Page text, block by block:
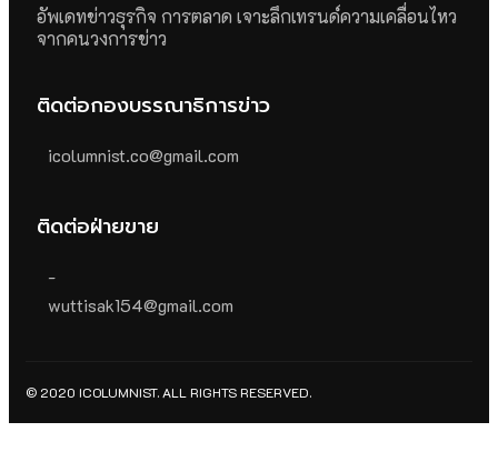
อัพเดทข่าวธุรกิจ การตลาด เจาะลึกเทรนด์ความเคลื่อนไหว
จากคนวงการข่าว
ติดต่อกองบรรณาธิการข่าว
icolumnist.co@gmail.com
ติดต่อฝ่ายขาย
-
wuttisak154@gmail.com
© 2020 ICOLUMNIST. ALL RIGHTS RESERVED.